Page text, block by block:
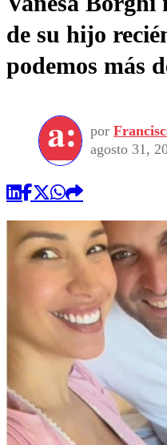
de su hijo
podemos más
por
agosto 31,